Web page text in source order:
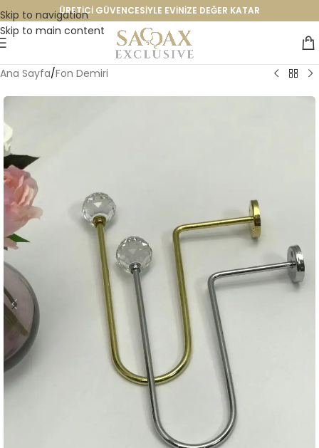
Skip to navigation
Skip to main content
ÜRETİCİ GÜVENCESİYLE EVİNİZE DEĞER KATAR
Ana Sayfa/Fon Demiri